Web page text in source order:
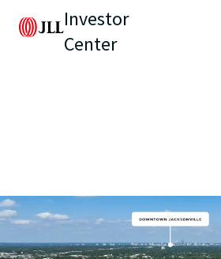
Investor
Center